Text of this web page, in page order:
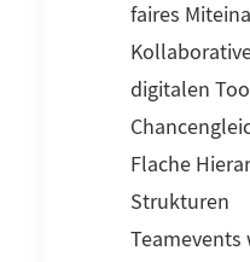
faires
digitalen
Flache
Strukturen
Teamevents